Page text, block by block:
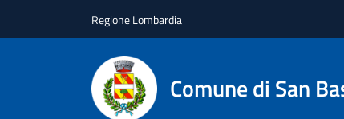
Regione Lombardia
Comune di San